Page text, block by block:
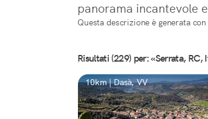
panorama incantevole
Questa descrizione è generata con
Risultati (229) per: «Serrata, RC,
10km | Dasà, VV